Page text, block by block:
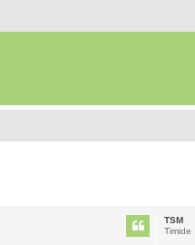
TSM
Timide